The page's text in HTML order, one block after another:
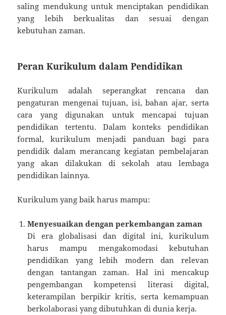
saling mendukung untuk menciptakan pendidikan
yang lebih berkualitas dan sesuai dengan
kebutuhan zaman.
Peran Kurikulum dalam Pendidikan
Kurikulum adalah seperangkat rencana dan
pengaturan mengenai tujuan, isi, bahan ajar, serta
cara yang digunakan untuk mencapai tujuan
pendidikan tertentu. Dalam konteks pendidikan
formal, kurikulum menjadi panduan bagi para
pendidik dalam merancang kegiatan pembelajaran
yang akan dilakukan di sekolah atau lembaga
pendidikan lainnya.
Kurikulum yang baik harus mampu:
Menyesuaikan dengan perkembangan zaman
Di era globalisasi dan digital ini, kurikulum
harus mampu mengakomodasi kebutuhan
pendidikan yang lebih modern dan relevan
dengan tantangan zaman. Hal ini mencakup
pengembangan kompetensi literasi digital,
keterampilan berpikir kritis, serta kemampuan
berkolaborasi yang dibutuhkan di dunia kerja.